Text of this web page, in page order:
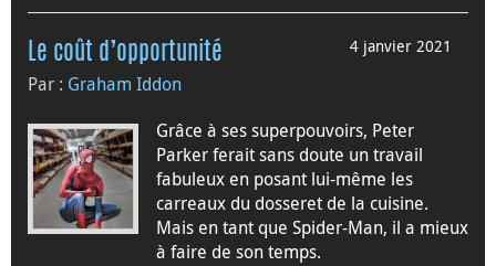
4 janvier 2021
Le coût d’opportunité
Par : Graham Iddon
Grâce à ses superpouvoirs, Peter
Parker ferait sans doute un travail
fabuleux en posant lui-même les
carreaux du dosseret de la cuisine.
Mais en tant que Spider-Man, il a mieux
à faire de son temps.